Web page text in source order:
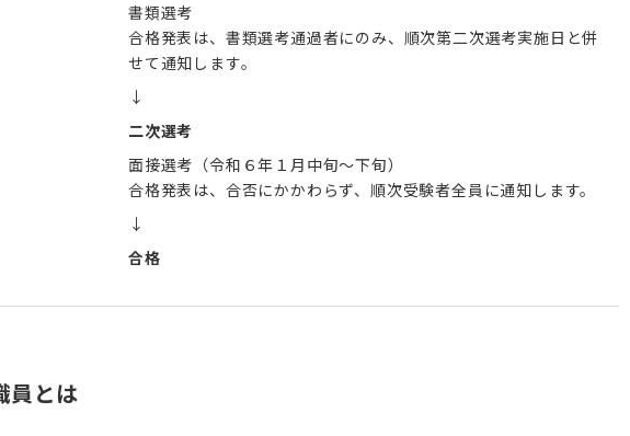
書類選考
合格発表は、書類選考通過者にのみ、順次第二次選考実施日と併
せて通知します。
↓
二次選考
面接選考（令和６年１月中旬～下旬）
合格発表は、合否にかかわらず、順次受験者全員に通知します。
↓
合格
員とは